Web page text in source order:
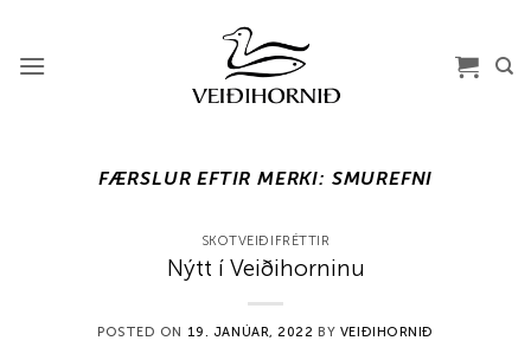
content
FÆRSLUR EFTIR MERKI: SMUREFNI
SKOTVEIÐIFRÉTTIR
Nýtt í Veiðihorninu
POSTED ON 19. JANÚAR, 2022 BY VEIÐIHORNIÐ